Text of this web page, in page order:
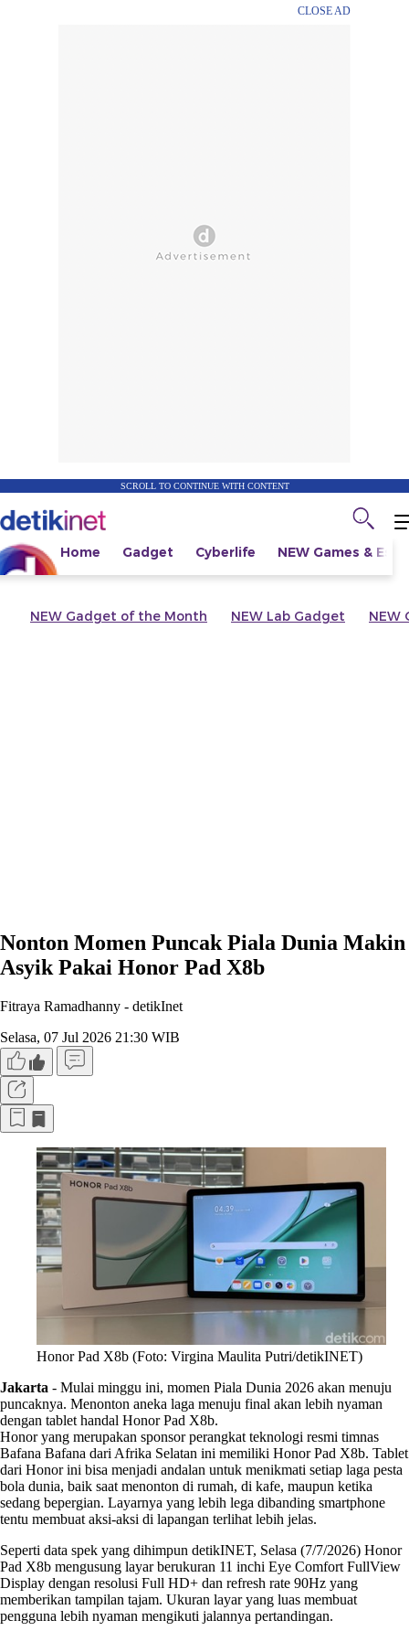
CLOSE AD
SCROLL TO CONTINUE WITH CONTENT
Home Gadget Cyberlife NEW Games &
NEW Gadget of the Month NEW Lab Gadget NEW
Nonton Momen Puncak Piala Dunia Makin
Asyik Pakai Honor Pad X8b
Fitraya Ramadhanny - detikInet
Selasa, 07 Jul 2026 21:30 WIB
Honor Pad X8b (Foto: Virgina Maulita Putri/detikINET)
Jakarta - Mulai minggu ini, momen Piala Dunia 2026 akan menuju
puncaknya. Menonton aneka laga menuju final akan lebih nyaman
dengan tablet handal Honor Pad X8b.
Honor yang merupakan sponsor perangkat teknologi resmi timnas
Bafana Bafana dari Afrika Selatan ini memiliki Honor Pad X8b. Tablet
dari Honor ini bisa menjadi andalan untuk menikmati setiap laga pesta
bola dunia, baik saat menonton di rumah, di kafe, maupun ketika
sedang bepergian. Layarnya yang lebih lega dibanding smartphone
tentu membuat aksi-aksi di lapangan terlihat lebih jelas.
Seperti data spek yang dihimpun detikINET, Selasa (7/7/2026) Honor
Pad X8b mengusung layar berukuran 11 inchi Eye Comfort FullView
Display dengan resolusi Full HD+ dan refresh rate 90Hz yang
memberikan tampilan tajam. Ukuran layar yang luas membuat
pengguna lebih nyaman mengikuti jalannya pertandingan.